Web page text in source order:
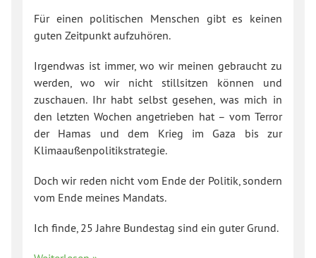
Für einen politischen Menschen gibt es keinen
guten Zeitpunkt aufzuhören.
Irgendwas ist immer, wo wir meinen gebraucht zu
werden, wo wir nicht stillsitzen können und
zuschauen. Ihr habt selbst gesehen, was mich in
den letzten Wochen angetrieben hat – vom Terror
der Hamas und dem Krieg im Gaza bis zur
Klimaaußenpolitikstrategie.
Doch wir reden nicht vom Ende der Politik, sondern
vom Ende meines Mandats.
Ich finde, 25 Jahre Bundestag sind ein guter Grund.